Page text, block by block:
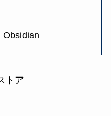
Obsidian
トア